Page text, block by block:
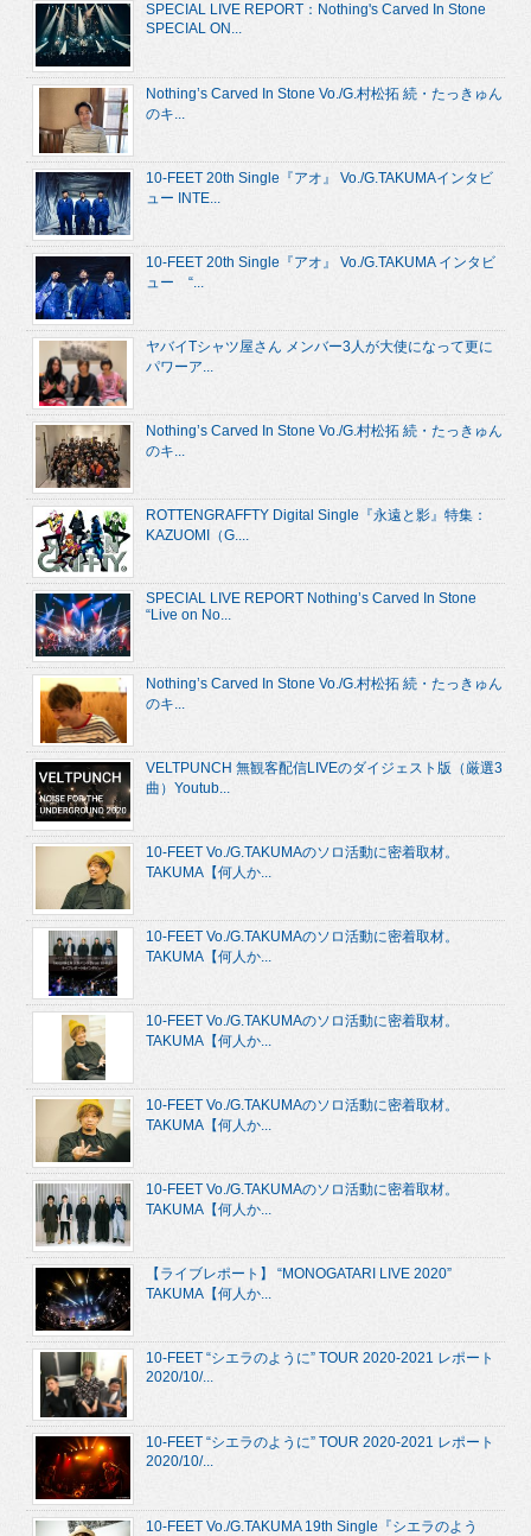
SPECIAL LIVE REPORT：Nothing's Carved In Stone
SPECIAL ON...
Nothing’s Carved In Stone Vo./G.村松拓 続・たっきゅん
のキ...
10-FEET 20th Single『アオ』 Vo./G.TAKUMAインタビ
ュー INTE...
10-FEET 20th Single『アオ』 Vo./G.TAKUMA インタビ
ュー “...
ヤバイTシャツ屋さん メンバー3人が大使になって更に
パワーア...
Nothing’s Carved In Stone Vo./G.村松拓 続・たっきゅん
のキ...
ROTTENGRAFFTY Digital Single『永遠と影』特集：
KAZUOMI（G....
SPECIAL LIVE REPORT Nothing’s Carved In Stone
“Live on No...
Nothing’s Carved In Stone Vo./G.村松拓 続・たっきゅん
のキ...
VELTPUNCH 無観客配信LIVEのダイジェスト版（厳選3
曲）Youtub...
10-FEET Vo./G.TAKUMAのソロ活動に密着取材。
TAKUMA【何人か...
10-FEET Vo./G.TAKUMAのソロ活動に密着取材。
TAKUMA【何人か...
10-FEET Vo./G.TAKUMAのソロ活動に密着取材。
TAKUMA【何人か...
10-FEET Vo./G.TAKUMAのソロ活動に密着取材。
TAKUMA【何人か...
10-FEET Vo./G.TAKUMAのソロ活動に密着取材。
TAKUMA【何人か...
【ライブレポート】 “MONOGATARI LIVE 2020”
TAKUMA【何人か...
10-FEET “シエラのように” TOUR 2020-2021 レポート
2020/10/...
10-FEET “シエラのように” TOUR 2020-2021 レポート
2020/10/...
10-FEET Vo./G.TAKUMA 19th Single『シエラのよう